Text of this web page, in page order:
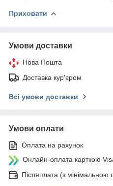
Приховати
Умови доставки
Нова Пошта
Доставка кур'єром
Всі умови доставки
Умови оплати
Оплата на рахунок
Онлайн-оплата карткою
Післяплата (з